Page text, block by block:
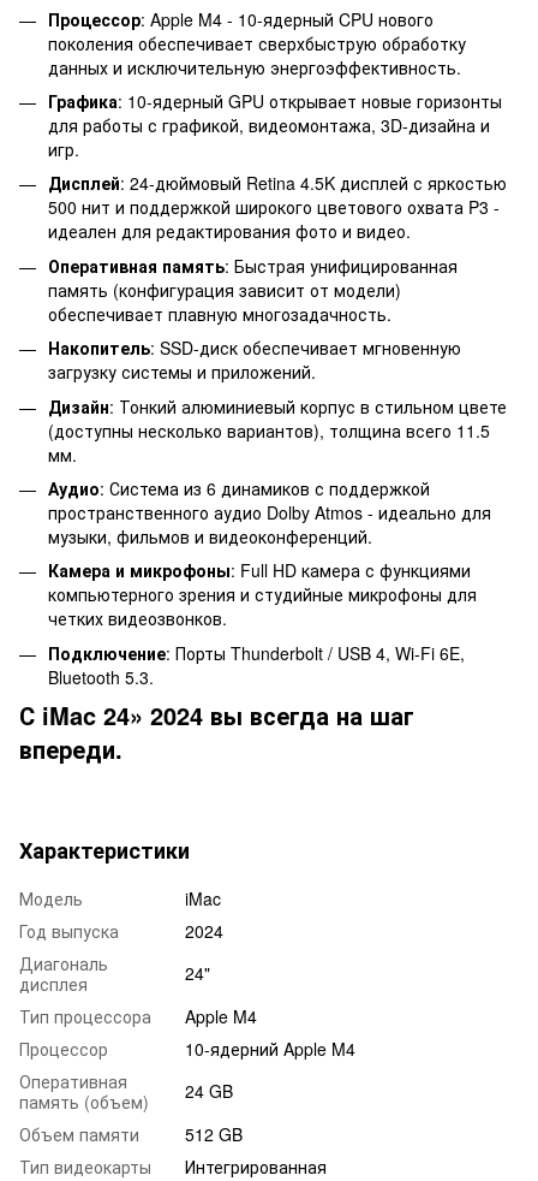
Процессор: Apple M4 - 10-ядерный CPU нового
поколения обеспечивает сверхбыструю обработку
данных и исключительную энергоэффективность.
Графика: 10-ядерный GPU открывает новые горизонты
для работы с графикой, видеомонтажа, 3D-дизайна и
игр.
Дисплей: 24-дюймовый Retina 4.5K дисплей с яркостью
500 нит и поддержкой широкого цветового охвата P3 -
идеален для редактирования фото и видео.
Оперативная память: Быстрая унифицированная
память (конфигурация зависит от модели)
обеспечивает плавную многозадачность.
Накопитель: SSD-диск обеспечивает мгновенную
загрузку системы и приложений.
Дизайн: Тонкий алюминиевый корпус в стильном цвете
(доступны несколько вариантов), толщина всего 11.5
мм.
Аудио: Система из 6 динамиков с поддержкой
пространственного аудио Dolby Atmos - идеально для
музыки, фильмов и видеоконференций.
Камера и микрофоны: Full HD камера с функциями
компьютерного зрения и студийные микрофоны для
четких видеозвонков.
Подключение: Порты Thunderbolt / USB 4, Wi-Fi 6E,
Bluetooth 5.3.
С iMac 24» 2024 вы всегда на шаг
впереди.
Характеристики
Модель
iMac
Год выпуска
2024
Диагональ
дисплея
24"
Тип процессора
Apple M4
Процессор
10-ядерний Apple M4
Оперативная
память (объем)
24 GB
Объем памяти
512 GB
Тип видеокарты
Интегрированная